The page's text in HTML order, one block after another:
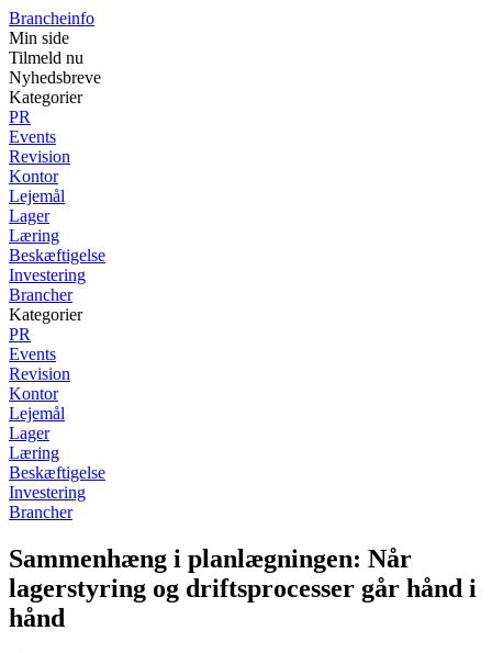
Brancheinfo
Min side
Tilmeld nu
Nyhedsbreve
Kategorier
PR
Events
Revision
Kontor
Lejemål
Lager
Læring
Beskæftigelse
Investering
Brancher
Kategorier
PR
Events
Revision
Kontor
Lejemål
Lager
Læring
Beskæftigelse
Investering
Brancher
Sammenhæng i planlægningen: Når
lagerstyring og driftsprocesser går hånd i
hånd